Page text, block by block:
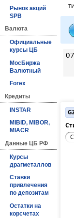
Рынок акций
SPB
Валюта
Официальные
курсы ЦБ
МосБиржа
Валютный
Forex
Кредиты
INSTAR
MIBID, MIBOR,
MIACR
Данные ЦБ РФ
Курсы
драгметаллов
Ставки
привлечения
по депозитам
Остатки на
корсчетах